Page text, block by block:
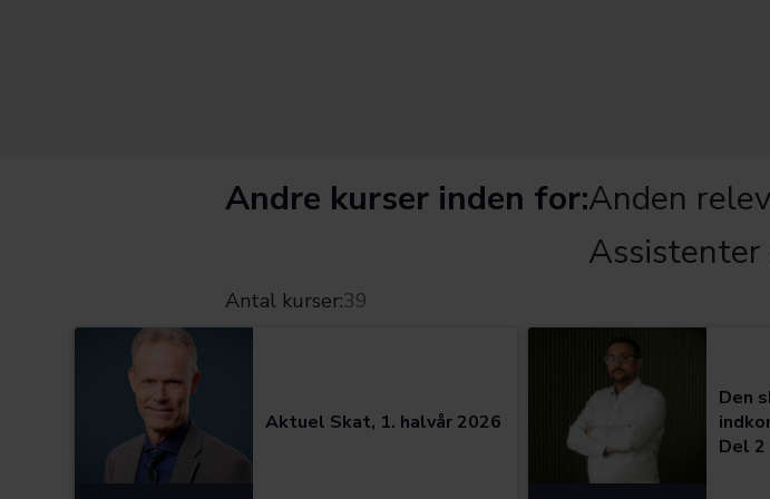
Andre kurser inden for:Anden
Assistenter
Antal kurser:39
Aktuel Skat, 1. halvår 2026
Den
Del 2